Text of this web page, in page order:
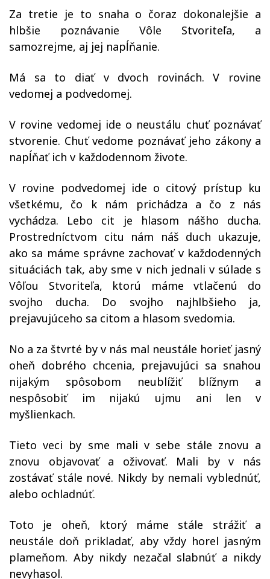
Za tretie je to snaha o čoraz dokonalejšie a
hlbšie poznávanie Vôle Stvoriteľa, a
samozrejme, aj jej napĺňanie.
Má sa to diať v dvoch rovinách. V rovine
vedomej a podvedomej.
V rovine vedomej ide o neustálu chuť poznávať
stvorenie. Chuť vedome poznávať jeho zákony a
napĺňať ich v každodennom živote.
V rovine podvedomej ide o citový prístup ku
všetkému, čo k nám prichádza a čo z nás
vychádza. Lebo cit je hlasom nášho ducha.
Prostredníctvom citu nám náš duch ukazuje,
ako sa máme správne zachovať v každodenných
situáciách tak, aby sme v nich jednali v súlade s
Vôľou Stvoriteľa, ktorú máme vtlačenú do
svojho ducha. Do svojho najhlbšieho ja,
prejavujúceho sa citom a hlasom svedomia.
No a za štvrté by v nás mal neustále horieť jasný
oheň dobrého chcenia, prejavujúci sa snahou
nijakým spôsobom neublížiť blížnym a
nespôsobiť im nijakú ujmu ani len v
myšlienkach.
Tieto veci by sme mali v sebe stále znovu a
znovu objavovať a oživovať. Mali by v nás
zostávať stále nové. Nikdy by nemali vyblednúť,
alebo ochladnúť.
Toto je oheň, ktorý máme stále strážiť a
neustále doň prikladať, aby vždy horel jasným
plameňom. Aby nikdy nezačal slabnúť a nikdy
nevyhasol.